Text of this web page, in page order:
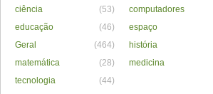
ciência
(53) computadores
educação
(46) espaço
Geral
(464) história
matemática
(28) medicina
tecnologia
(44)